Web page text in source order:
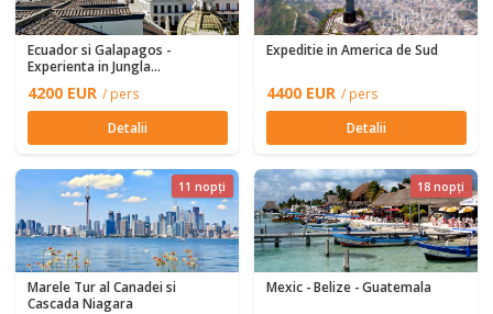
Ecuador si Galapagos -
Experienta in Jungla
4200 EUR / pers
Detalii
Expeditie in America de Sud
4400 EUR / pers
Detalii
11 nopți
Marele Tur al Canadei si
Cascada Niagara
18 nopți
Mexic - Belize - Guatemala